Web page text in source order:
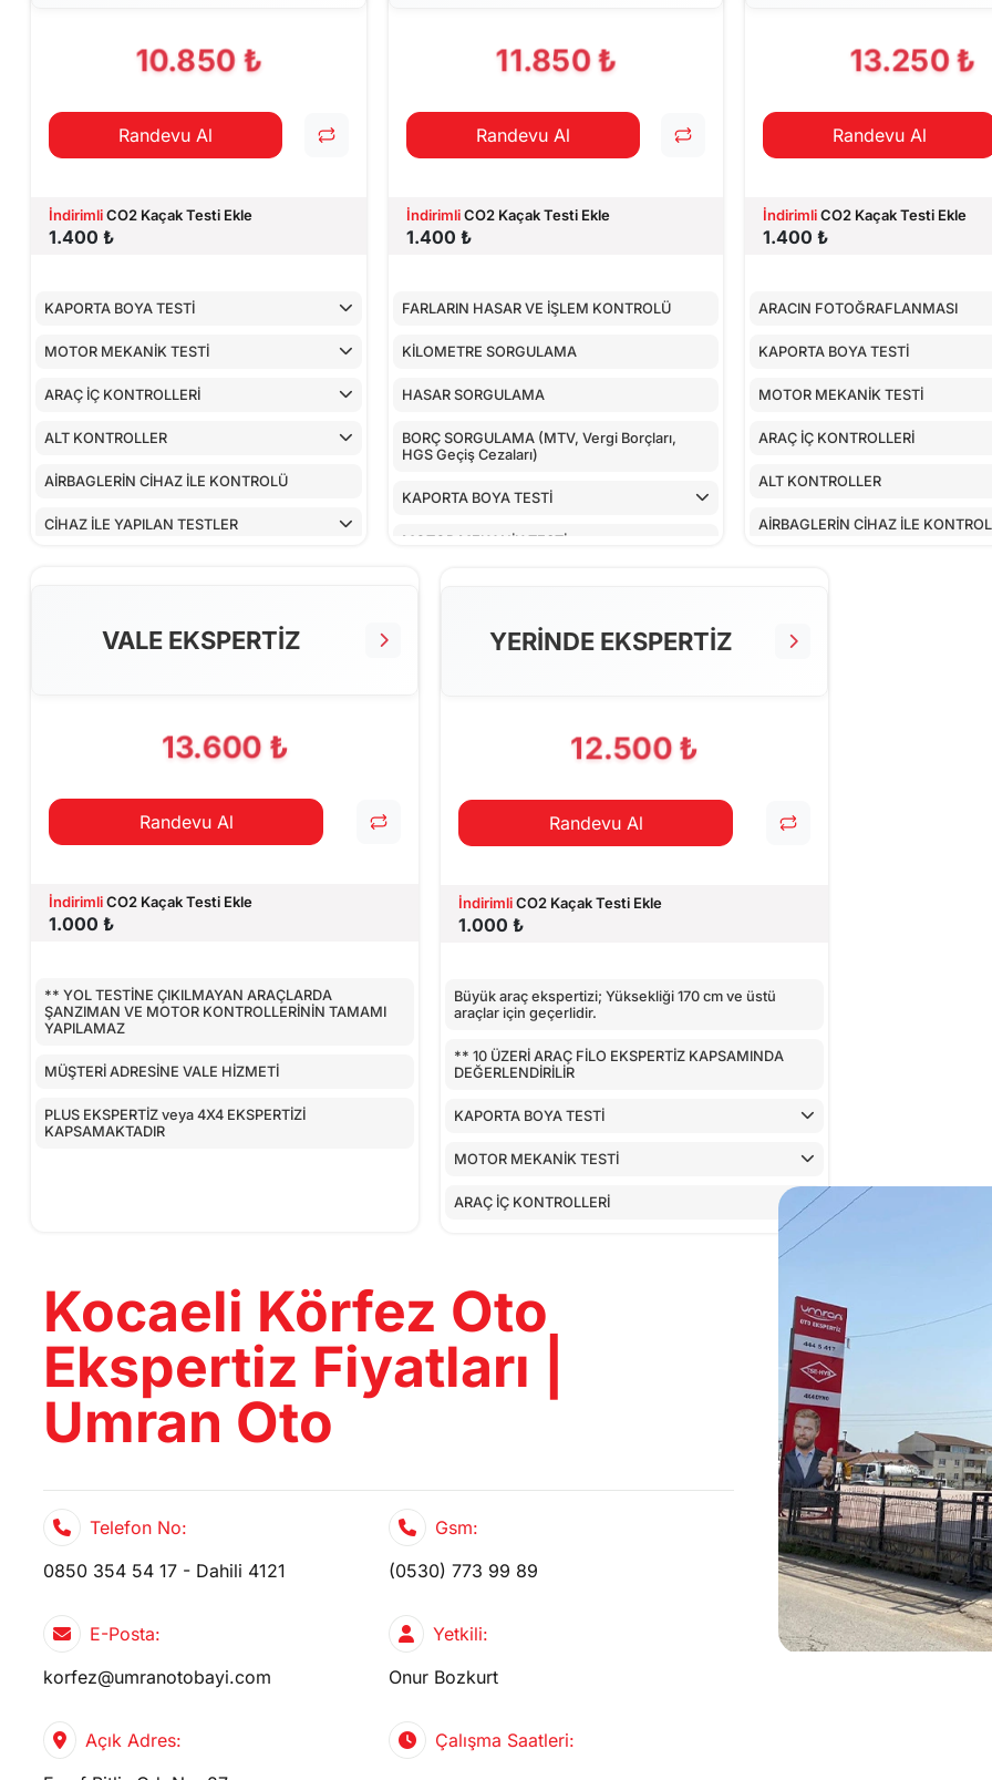
10.850 ₺
Randevu Al
İndirimliCO2 Kaçak Testi Ekle
1.400 ₺
KAPORTA BOYA TESTİ
MOTOR MEKANİK TESTİ
ARAÇ İÇ KONTROLLERİ
ALT KONTROLLER
AİRBAGLERİN CİHAZ İLE KONTROLÜ
CİHAZ İLE YAPILAN TESTLER
11.850 ₺
Randevu Al
İndirimliCO2 Kaçak Testi Ekle
1.400 ₺
FARLARIN HASAR VE İŞLEM KONTROLÜ
KİLOMETRE SORGULAMA
HASAR SORGULAMA
BORÇ SORGULAMA (MTV, Vergi Borçları,
HGS Geçiş Cezaları)
KAPORTA BOYA TESTİ
MOTOR MEKANİK TESTİ
13.250 ₺
Randevu Al
İndirimliCO2 Kaçak Testi Ekle
1.400 ₺
ARACIN FOTOĞRAFLANMASI
KAPORTA BOYA TESTİ
MOTOR MEKANİK TESTİ
ARAÇ İÇ KONTROLLERİ
ALT KONTROLLER
AİRBAGLERİN CİHAZ İLE
VALE EKSPERTİZ
13.600 ₺
Randevu Al
İndirimliCO2 Kaçak Testi Ekle
1.000 ₺
** YOL TESTİNE ÇIKILMAYAN ARAÇLARDA
ŞANZIMAN VE MOTOR KONTROLLERİNİN TAMAMI
YAPILAMAZ
MÜŞTERİ ADRESİNE VALE HİZMETİ
PLUS EKSPERTİZ veya 4X4 EKSPERTİZİ
KAPSAMAKTADIR
YERİNDE EKSPERTİZ
12.500 ₺
Randevu Al
İndirimliCO2 Kaçak Testi Ekle
1.000 ₺
Büyük araç ekspertizi; Yüksekliği 170 cm ve üstü
araçlar için geçerlidir.
** 10 ÜZERİ ARAÇ FİLO EKSPERTİZ KAPSAMINDA
DEĞERLENDİRİLİR
KAPORTA BOYA TESTİ
MOTOR MEKANİK TESTİ
ARAÇ İÇ KONTROLLERİ
CİHAZ İLE YAPILAN TESTLER
Kocaeli Körfez Oto
Ekspertiz Fiyatları |
Umran Oto
Telefon No:
0850 354 54 17 - Dahili 4121
Gsm:
(0530) 773 99 89
E-Posta:
korfez@umranotobayi.com
Yetkili:
Onur Bozkurt
Açık Adres:
Çalışma Saatleri: